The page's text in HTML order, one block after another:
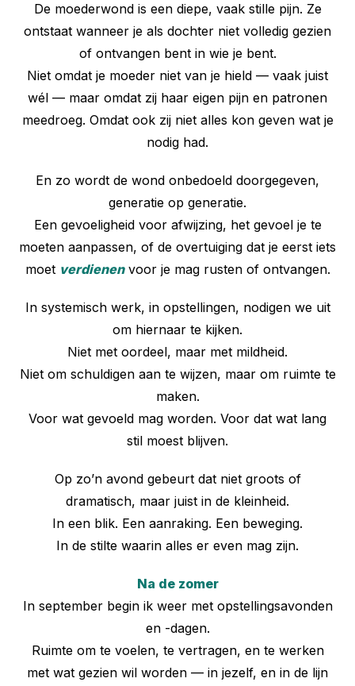
De moederwond is een diepe, vaak stille pijn. Ze
ontstaat wanneer je als dochter niet volledig gezien
of ontvangen bent in wie je bent.
Niet omdat je moeder niet van je hield — vaak juist
wél — maar omdat zij haar eigen pijn en patronen
meedroeg. Omdat ook zij niet alles kon geven wat je
nodig had.
En zo wordt de wond onbedoeld doorgegeven,
generatie op generatie.
Een gevoeligheid voor afwijzing, het gevoel je te
moeten aanpassen, of de overtuiging dat je eerst iets
moet verdienenvoor je mag rusten of ontvangen.
In systemisch werk, in opstellingen, nodigen we uit
om hiernaar te kijken.
Niet met oordeel, maar met mildheid.
Niet om schuldigen aan te wijzen, maar om ruimte te
maken.
Voor wat gevoeld mag worden. Voor dat wat lang
stil moest blijven.
Op zo’n avond gebeurt dat niet groots of
dramatisch, maar juist in de kleinheid.
In een blik. Een aanraking. Een beweging.
In de stilte waarin alles er even mag zijn.
Na de zomer
In september begin ik weer met opstellingsavonden
en -dagen.
Ruimte om te voelen, te vertragen, en te werken
met wat gezien wil worden — in jezelf, en in de lijn